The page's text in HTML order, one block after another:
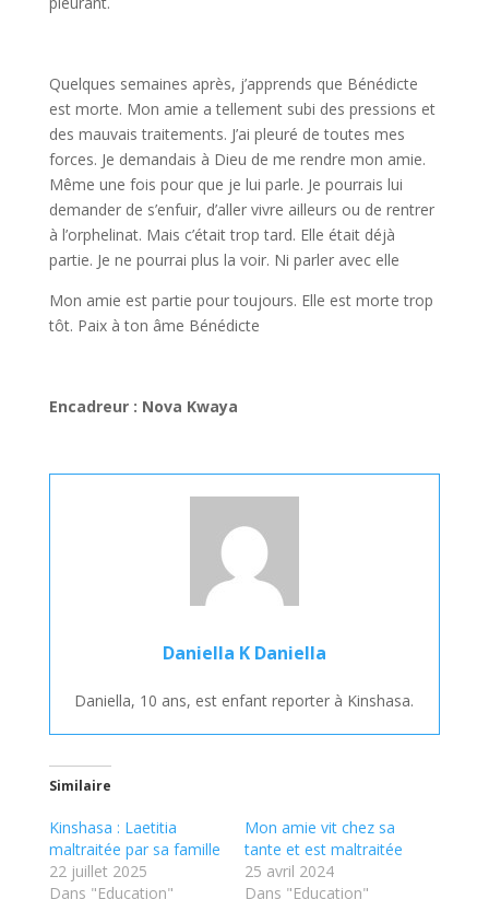
Quelques semaines après, j’apprends que Bénédicte
est morte. Mon amie a tellement subi des pressions et
des mauvais traitements. J’ai pleuré de toutes mes
forces. Je demandais à Dieu de me rendre mon amie.
Même une fois pour que je lui parle. Je pourrais lui
demander de s’enfuir, d’aller vivre ailleurs ou de rentrer
à l’orphelinat. Mais c’était trop tard. Elle était déjà
partie. Je ne pourrai plus la voir. Ni parler avec elle
Mon amie est partie pour toujours. Elle est morte trop
tôt. Paix à ton âme Bénédicte
Encadreur : Nova Kwaya
Daniella K Daniella
Daniella, 10 ans, est enfant reporter à Kinshasa.
Similaire
Kinshasa : Laetitia
maltraitée par sa famille
22 juillet 2025
Dans "Education"
Mon amie vit chez sa
tante et est maltraitée
25 avril 2024
Dans "Education"